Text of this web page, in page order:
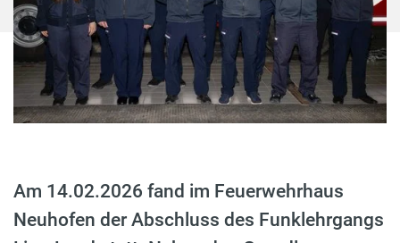
Am 14.02.2026 fand im Feuerwehrhaus
Neuhofen der Abschluss des Funklehrgangs